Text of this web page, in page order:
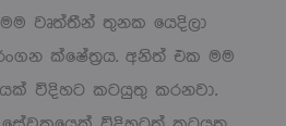
වෘත්තීන් තුනක යෙදිලා
ක්ෂේත්‍රය. අනිත් එක මම
විදිහට කටයුතු කරනවා.